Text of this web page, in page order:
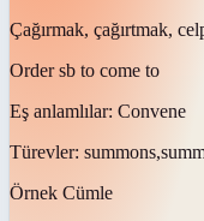
Çağırmak, çağırtmak,
Order sb to come to
Eş anlamlılar: Convene
Türevler:
Örnek Cümle